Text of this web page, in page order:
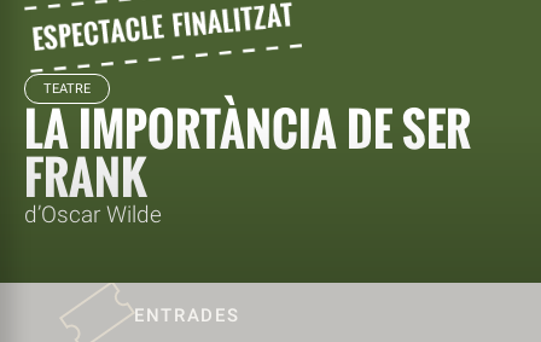
TEATRE
LA IMPORTÀNCIA DE SER
FRANK
d’Oscar Wilde
ENTRADES